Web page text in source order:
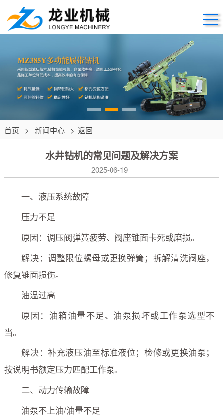
首页 > 新闻中心 > 返回
水井钻机的常见问题及解决方案
2025-06-19
一、液压系统故障
压力不足
原因：调压阀弹簧疲劳、阀座锥面卡死或磨损。
解决：调整限位螺母或更换弹簧；拆解清洗阀座，
修复锥面损伤。
油温过高
原因：油箱油量不足、油泵损坏或工作泵选型不
当。
解决：补充液压油至标准液位；检修或更换油泵；
按说明书额定压力匹配工作泵。
二、动力传输故障
油泵不上油/油量不足